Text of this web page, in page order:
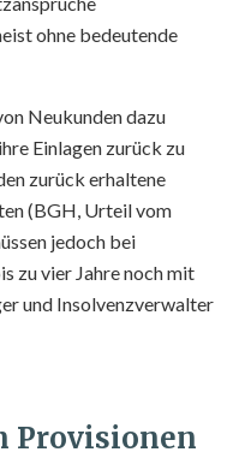
ohne bedeutende
Neukunden dazu
Einlagen zurück zu
zurück erhaltene
(BGH, Urteil vom
jedoch bei
zu vier Jahre noch mit
und Insolvenzverwalter
Provisionen